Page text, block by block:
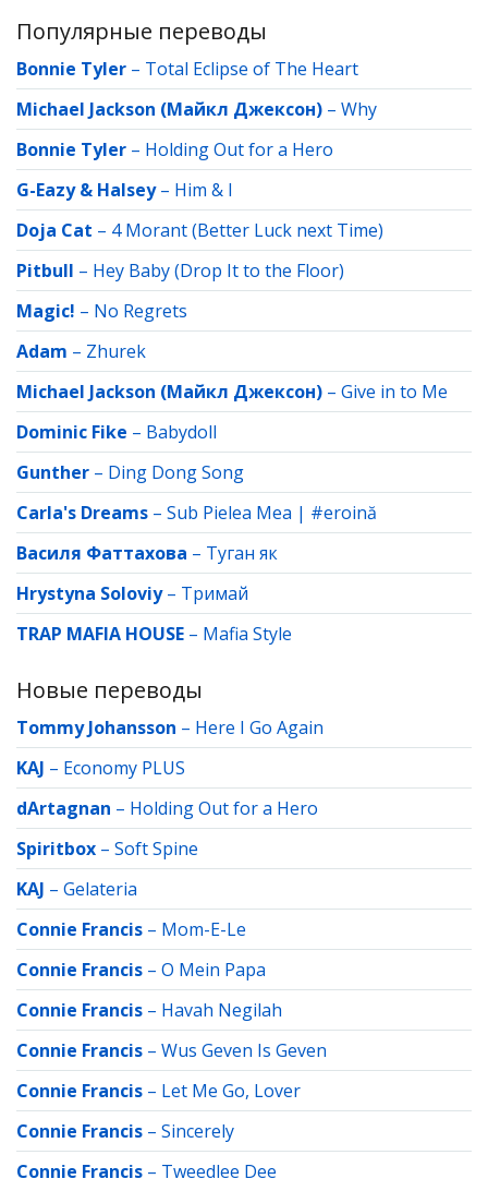
Популярные переводы
Bonnie Tyler – Total Eclipse of The Heart
Michael Jackson (Майкл Джексон) – Why
Bonnie Tyler – Holding Out for a Hero
G-Eazy & Halsey– Him & I
Doja Cat – 4 Morant (Better Luck next Time)
Pitbull – Hey Baby (Drop It to the Floor)
Magic! – No Regrets
Adam – Zhurek
Michael Jackson (Майкл Джексон) – Give in to Me
Dominic Fike – Babydoll
Gunther – Ding Dong Song
Carla's Dreams – Sub Pielea Mea | #eroină
Василя Фаттахова – Туган як
Hrystyna Soloviy– Тримай
TRAP MAFIA HOUSE – Mafia Style
Новые переводы
Tommy Johansson – Here I Go Again
KAJ – Economy PLUS
dArtagnan – Holding Out for a Hero
Spiritbox – Soft Spine
KAJ – Gelateria
Connie Francis – Mom-E-Le
Connie Francis – O Mein Papa
Connie Francis – Havah Negilah
Connie Francis – Wus Geven Is Geven
Connie Francis – Let Me Go, Lover
Connie Francis – Sincerely
Connie Francis – Tweedlee Dee